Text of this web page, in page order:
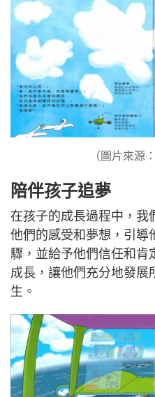
（圖片來源
陪伴孩子追夢
在孩子的成長過程中，我
他們的感受和夢想，引導
驟，並給予他們信任和肯
成長，讓他們充分地發展
生。